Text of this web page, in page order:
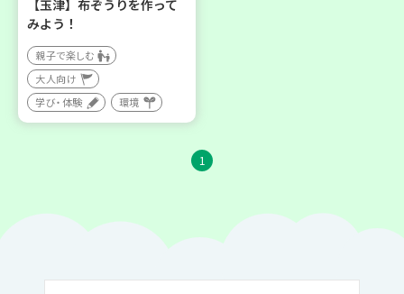
【玉津】布ぞうりを作って
みよう！
親子で楽しむ
大人向け
学び・体験
環境
1